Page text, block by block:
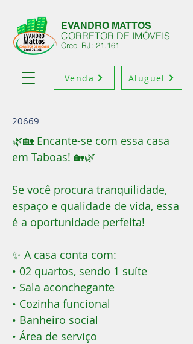
EVANDRO MATTOS
CORRETOR DE IMÓVEIS
Creci-RJ: 21.161
Venda Aluguel
20669
🌿🏡 Encante-se com essa casa
em Taboas! 🏡🌿
Se você procura tranquilidade,
espaço e qualidade de vida, essa
é a oportunidade perfeita!
✨ A casa conta com:
• 02 quartos, sendo 1 suíte
• Sala aconchegante
• Cozinha funcional
• Banheiro social
• Área de serviço